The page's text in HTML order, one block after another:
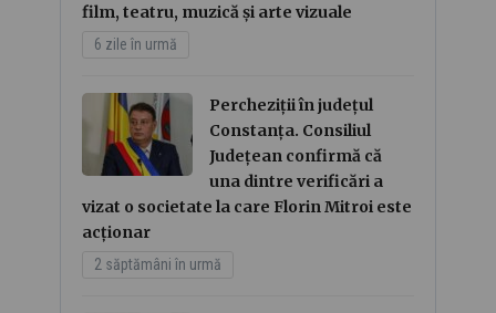
film, teatru, muzică și arte vizuale
6 zile în urmă
Percheziții în județul
Constanța. Consiliul
Județean confirmă că
una dintre verificări a
vizat o societate la care Florin Mitroi este
acționar
2 săptămâni în urmă